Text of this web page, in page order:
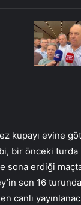
kez kupayı
bir önceki
sona erdiği
son 16
canlı